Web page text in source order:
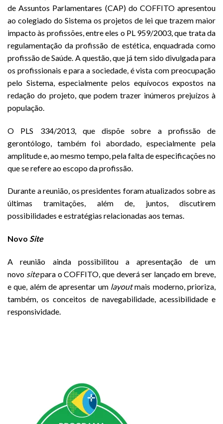
de Assuntos Parlamentares (CAP) do COFFITO apresentou
ao colegiado do Sistema os projetos de lei que trazem maior
impacto às profissões, entre eles o PL 959/2003, que trata da
regulamentação da profissão de estética, enquadrada como
profissão de Saúde. A questão, que já tem sido divulgada para
os profissionais e para a sociedade, é vista com preocupação
pelo Sistema, especialmente pelos equívocos expostos na
redação do projeto, que podem trazer inúmeros prejuízos à
população.
O PLS 334/2013, que dispõe sobre a profissão de
gerontólogo, também foi abordado, especialmente pela
amplitude e, ao mesmo tempo, pela falta de especificações no
que se refere ao escopo da profissão.
Durante a reunião, os presidentes foram atualizados sobre as
últimas tramitações, além de, juntos, discutirem
possibilidades e estratégias relacionadas aos temas.
Novo Site
A reunião ainda possibilitou a apresentação de um
novo sitepara o COFFITO, que deverá ser lançado em breve,
e que, além de apresentar um layoutmais moderno, prioriza,
também, os conceitos de navegabilidade, acessibilidade e
responsividade.